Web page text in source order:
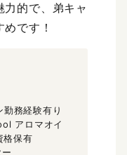
的で、弟キャ
です！
務経験有り
アロマオイ
格保有